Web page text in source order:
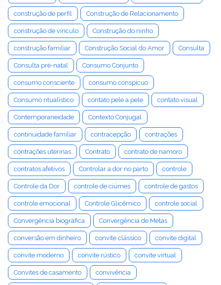
construção de perfil Construção de Relacionamento
construção de vínculo Construção do ninho
construção familiar Construção Social do Amor Consulta
Consulta pré-natal Consumo Conjunto
consumo consciente consumo conspícuo
Consumo ritualístico contato pele a pele contato visual
Contemporaneidade Contexto Conjugal
continuidade familiar contracepção contrações
contrações uterinas Contrato contrato de namoro
contratos afetivos Controlar a dor no parto controle
Controle da Dor controle de ciúmes controle de gastos
controle emocional Controle Glicêmico controle social
Convergência biográfica Convergência de Metas
conversão em dinheiro convite clássico convite digital
convite moderno convite rústico convite virtual
Convites de casamento convivência